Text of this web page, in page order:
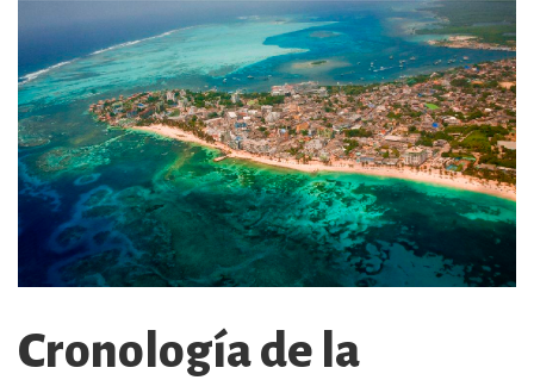
Cronología de la